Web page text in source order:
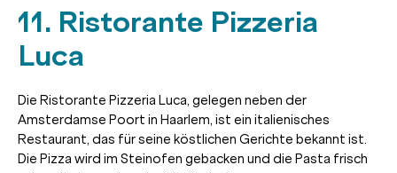
11. Ristorante Pizzeria
Luca
Die Ristorante Pizzeria Luca, gelegen neben der
Amsterdamse Poort in Haarlem, ist ein italienisches
Restaurant, das für seine köstlichen Gerichte bekannt ist.
Die Pizza wird im Steinofen gebacken und die Pasta frisch